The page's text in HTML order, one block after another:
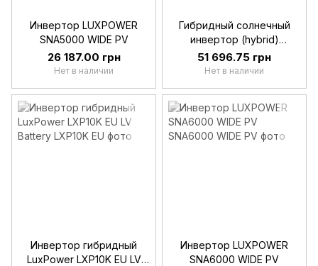
Инвертор LUXPOWER
SNA5000 WIDE PV
26 187.00 грн
Нет в наличии
Гибридный солнечный
инвертор (hybrid)
LuxPower LXP-5K Hybrid
51 696.75 грн
Нет в наличии
Инвертор гибридный
LuxPower LXP10K EU LV
Инвертор LUXPOWER
SNA6000 WIDE PV